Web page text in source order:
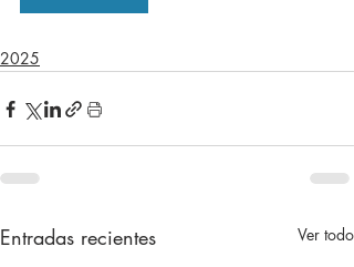
2025
Entradas recientes Ver todo